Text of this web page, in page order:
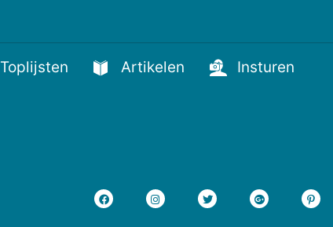
Toplijsten Artikelen Insturen